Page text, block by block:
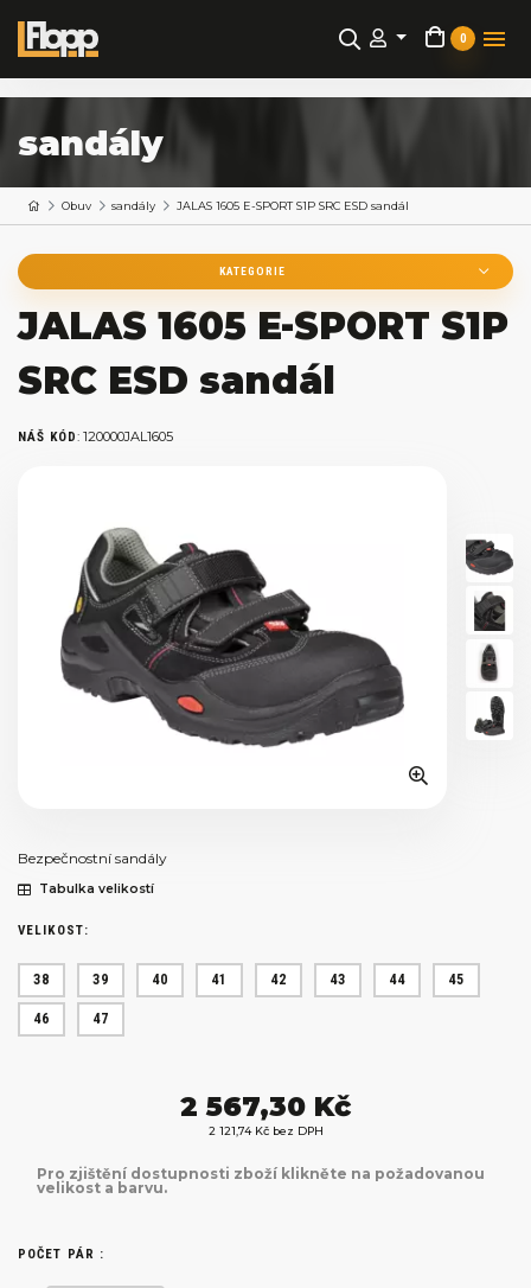
0
sandály
Obuv sandály JALAS 1605 E-SPORT S1P SRC ESD sandál
KATEGORIE
JALAS 1605 E-SPORT S1P
SRC ESD sandál
NÁŠ KÓD: 120000JAL1605
Bezpečnostní sandály
Tabulka velikostí
VELIKOST:
38 39 40 41 42 43 44 45
46 47
2 567,30 Kč
2 121,74 Kč bez DPH
Pro zjištění dostupnosti zboží klikněte na požadovanou
velikost a barvu.
POČET PÁR :